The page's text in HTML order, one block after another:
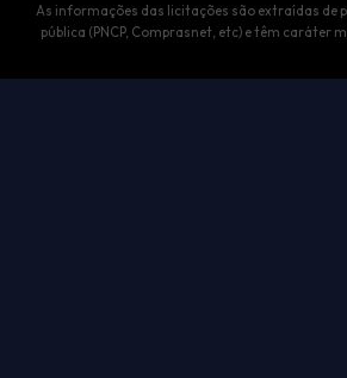
As informações das licitações são extraídas de
pública (PNCP, Comprasnet, etc) e têm caráter